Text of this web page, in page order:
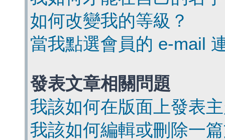
如何改變我的等級？
當我點選會員的 e-mail
發表文章相關問題
我該如何在版面上發表
我該如何編輯或刪除一